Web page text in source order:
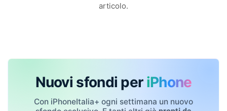
articolo.
Nuovi sfondi per iPhone
Con iPhoneItalia+ ogni settimana un nuovo